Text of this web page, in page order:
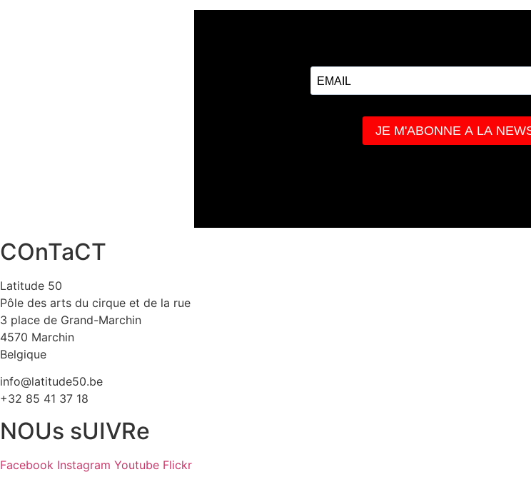
COnTaCT
Latitude 50
Pôle des arts du cirque et de la rue
3 place de Grand-Marchin
4570 Marchin
Belgique
info@latitude50.be
+32 85 41 37 18
NOUs sUIVRe
Facebook Instagram Youtube Flickr